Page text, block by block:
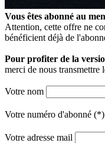
Vous êtes abonné au
Attention, cette offre ne
bénéficient déjà de
Pour profiter de la
merci de nous transmettre
Votre nom
Votre numéro d'abonné (*)
Votre adresse mail